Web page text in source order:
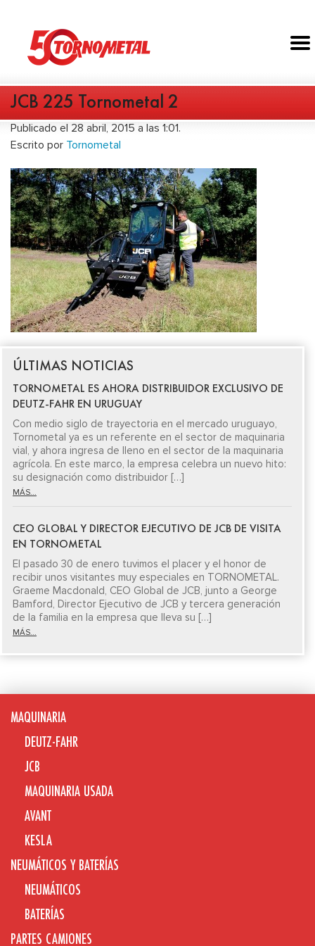
JCB 225 Tornometal 2
Publicado el 28 abril, 2015 a las 1:01.
Escrito por Tornometal
ÚLTIMAS NOTICIAS
TORNOMETAL ES AHORA DISTRIBUIDOR EXCLUSIVO DE
DEUTZ-FAHR EN URUGUAY
Con medio siglo de trayectoria en el mercado uruguayo,
Tornometal ya es un referente en el sector de maquinaria
vial, y ahora ingresa de lleno en el sector de la maquinaria
agrícola. En este marco, la empresa celebra un nuevo hito:
su designación como distribuidor […]
MÁS...
CEO GLOBAL Y DIRECTOR EJECUTIVO DE JCB DE VISITA
EN TORNOMETAL
El pasado 30 de enero tuvimos el placer y el honor de
recibir unos visitantes muy especiales en TORNOMETAL.
Graeme Macdonald, CEO Global de JCB, junto a George
Bamford, Director Ejecutivo de JCB y tercera generación
de la familia en la empresa que lleva su […]
MÁS...
MAQUINARIA
DEUTZ-FAHR
JCB
MAQUINARIA USADA
AVANT
KESLA
NEUMÁTICOS Y BATERÍAS
NEUMÁTICOS
BATERÍAS
PARTES CAMIONES